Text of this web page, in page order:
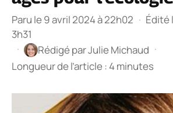
Paru le 9 avril 2024 à 22h02 · Édité
3h31
·
Rédigé parJulie Michaud ·
Longueur de l’article : 4 minutes